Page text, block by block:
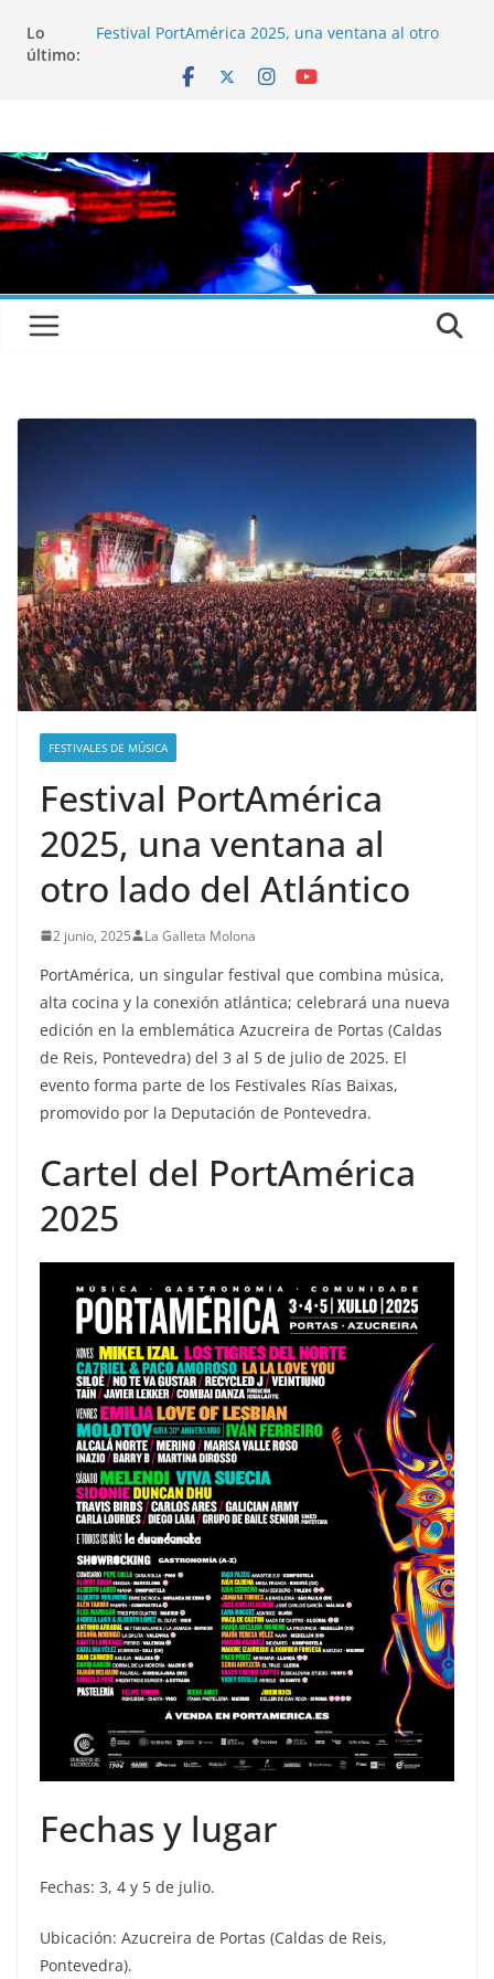
Lo
último:
Festival PortAmérica 2025, una ventana al otro
El Atlantic Fest 2025 propone un menú musical
Entrevista a RUMIA
Entrevista a mariagrep
FESTIVALES DE MÚSICA
Festival PortAmérica
2025, una ventana al
otro lado del Atlántico
2 junio, 2025 La Galleta Molona
PortAmérica, un singular festival que combina música,
alta cocina y la conexión atlántica; celebrará una nueva
edición en la emblemática Azucreira de Portas (Caldas
de Reis, Pontevedra) del 3 al 5 de julio de 2025. El
evento forma parte de los Festivales Rías Baixas,
promovido por la Deputación de Pontevedra.
Cartel del PortAmérica
2025
Fechas y lugar
Fechas: 3, 4 y 5 de julio.
Ubicación: Azucreira de Portas (Caldas de Reis,
Pontevedra).